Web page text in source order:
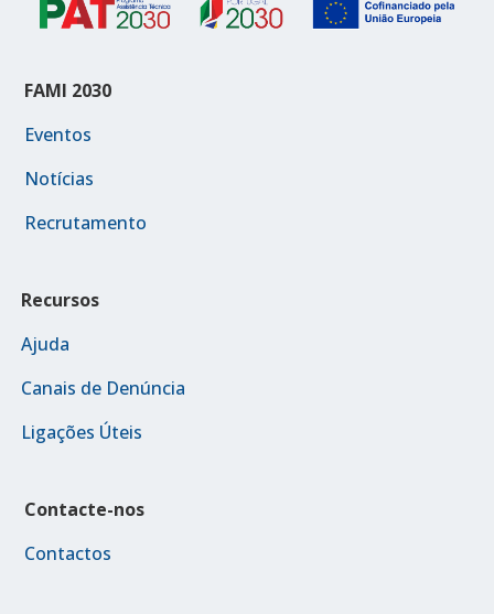
FAMI 2030
Eventos
Notícias
Recrutamento
Recursos
Ajuda
Canais de Denúncia
Ligações Úteis
Contacte-nos
Contactos